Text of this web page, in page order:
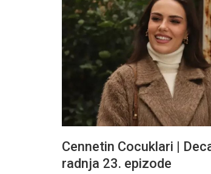
Cennetin Cocuklari |
radnja 23. epizode